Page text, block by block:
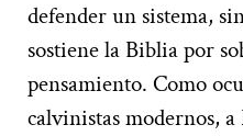
defender un sistema,
sostiene la Biblia por
pensamiento. Como
calvinistas modernos,